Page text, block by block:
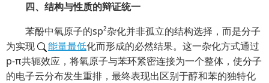
四、结构与性质的辩证统一
苯酚中氧原子的sp²杂化并非孤立的结构选择，而是分子
为实现
能量最低化而形成的必然结果。这一杂化方式通过
p-π共轭效应，将氧原子与苯环紧密连接为一个整体，使分子
的电子云分布发生重排，最终表现出区别于醇和苯的独特化